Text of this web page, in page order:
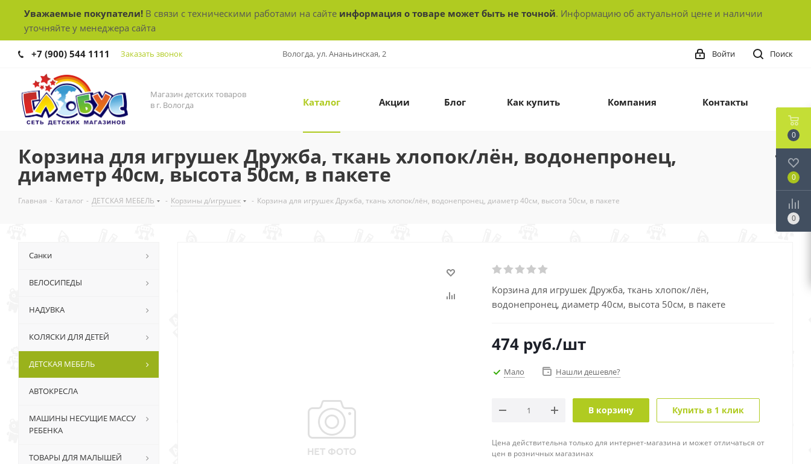
Уважаемые покупатели! В связи с техническими работами на сайте информация о товаре может быть не точной. Информацию об актуальной цене и наличии
уточняйте у менеджера сайта
+7 (900) 544 1111 Заказать звонок Вологда, ул. Ананьинская, 2 Поиск
Войти
Магазин детских товаров
в г. Вологда
Каталог Акции Блог Как купить Компания Контакты
Корзина для игрушек Дружба, ткань хлопок/лён, водонепронец,
диаметр 40см, высота 50см, в пакете
Главная - Каталог - ДЕТСКАЯ МЕБЕЛЬ - Корзины д/игрушек - Корзина для игрушек Дружба, ткань хлопок/лён, водонепронец, диаметр 40см, высота 50см, в пакете
Корзина для игрушек Дружба, ткань хлопок/лён,
водонепронец, диаметр 40см, высота 50см, в пакете
474 руб./шт
Мало Нашли дешевле?
В корзину Купить в 1 клик
Цена действительна только для интернет-магазина и может отличаться от
цен в розничных магазинах
Санки
ВЕЛОСИПЕДЫ
НАДУВКА
КОЛЯСКИ ДЛЯ ДЕТЕЙ
ДЕТСКАЯ МЕБЕЛЬ
АВТОКРЕСЛА
МАШИНЫ НЕСУЩИЕ МАССУ
РЕБЕНКА
ТОВАРЫ ДЛЯ МАЛЫШЕЙ
0
0
0